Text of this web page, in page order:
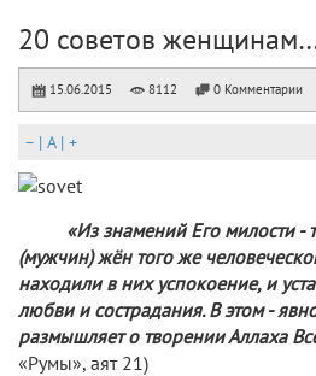
20 советов
15.06.2015 8112 0 Комментарии
– | A| +
«Из знамений Его милости -
(мужчин) жён того же
находили в них успокоение, и
любви и сострадания. В этом -
размышляет о творении Аллаха
«Румы», аят 21)